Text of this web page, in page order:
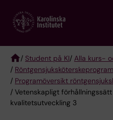
main
Breadcrumb
/ Student på KI/ Alla kurs-
/
/ Programöversikt
/ Vetenskapligt
kvalitetsutveckling 3